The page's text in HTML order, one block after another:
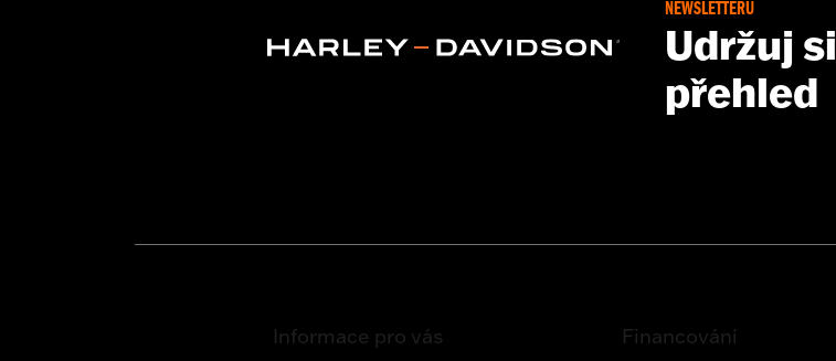
NEWSLETTERU
Udržuj si
přehled
Informace pro vás Financování